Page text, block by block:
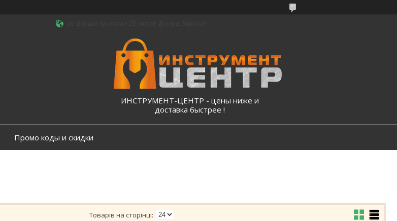
ИНСТРУМЕНТ-ЦЕНТР - цены ниже и
доставка быстрее !
Промо коды и скидки